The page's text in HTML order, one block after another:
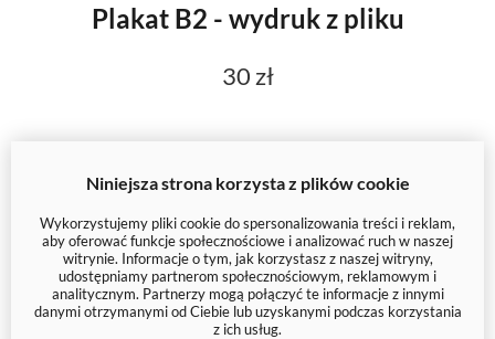
Plakat B2 - wydruk z pliku
30 zł
Niniejsza strona korzysta z plików cookie
Wykorzystujemy pliki cookie do spersonalizowania treści i reklam,
aby oferować funkcje społecznościowe i analizować ruch w naszej
witrynie. Informacje o tym, jak korzystasz z naszej witryny,
udostępniamy partnerom społecznościowym, reklamowym i
analitycznym. Partnerzy mogą połączyć te informacje z innymi
danymi otrzymanymi od Ciebie lub uzyskanymi podczas korzystania
z ich usług.